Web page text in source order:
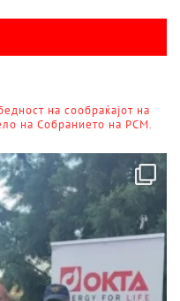
на сообраќајот на
на Собранието на РСМ.